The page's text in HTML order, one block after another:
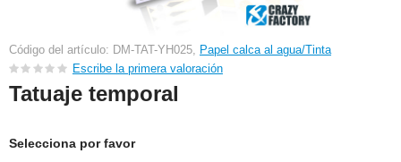
Código del artículo: DM-TAT-YH025, Papel calca al agua/Tinta
Escribe la primera valoración
Tatuaje temporal
Selecciona por favor